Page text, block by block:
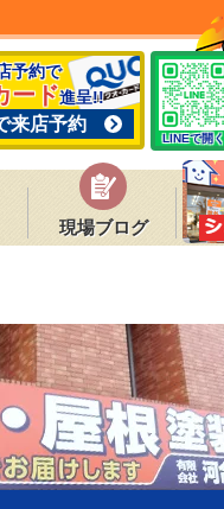
予約で
ード進呈!!
来店予約
LINEで開く
現場ブログ